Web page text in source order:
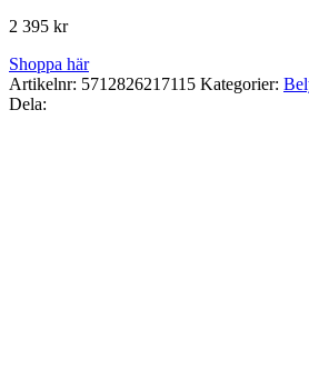
2 395 kr
Shoppa här
Artikelnr: 5712826217115 Kategorier:
Dela: